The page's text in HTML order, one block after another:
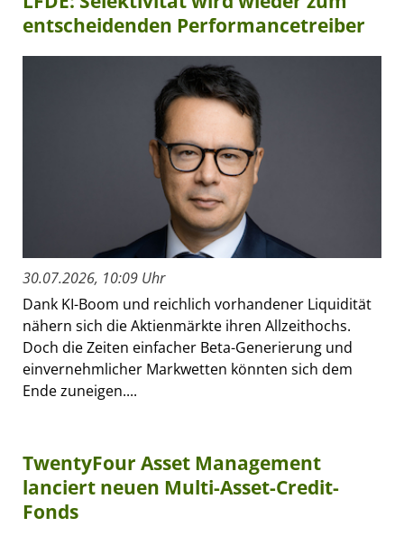
entscheidenden Performancetreiber
30.07.2026, 10:09 Uhr
Dank KI-Boom und reichlich vorhandener Liquidität
nähern sich die Aktienmärkte ihren Allzeithochs.
Doch die Zeiten einfacher Beta-Generierung und
einvernehmlicher Markwetten könnten sich dem
Ende zuneigen....
TwentyFour Asset Management
lanciert neuen Multi-Asset-Credit-
Fonds